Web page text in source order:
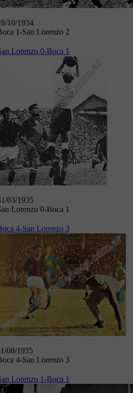
10/1934
1-San Lorenzo 2
Lorenzo 0-Boca 1
03/1935
Lorenzo 0-Boca 1
4-San Lorenzo 3
08/1935
4-San Lorenzo 3
Lorenzo 1-Boca 1